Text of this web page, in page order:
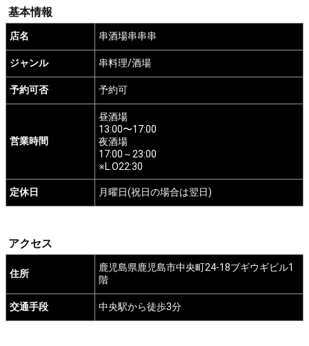
基本情報
店名 串酒場串串串
ジャンル 串料理/酒場
予約可否 予約可
営業時間
昼酒場
13:00〜17:00
夜酒場
17:00～23:00
※L.O22:30
定休日 月曜日(祝日の場合は翌日)
アクセス
住所
鹿児島県鹿児島市中央町24-18ブギウギビル1
階
交通手段 中央駅から徒歩3分